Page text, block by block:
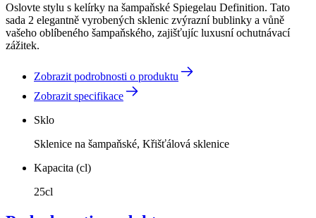
Oslovte stylu s kelírky na šampaňské Spiegelau Definition. Tato
sada 2 elegantně vyrobených sklenic zvýrazní bublinky a vůně
vašeho oblíbeného šampaňského, zajišťujíc luxusní ochutnávací
zážitek.
Zobrazit podrobnosti o produktu
Zobrazit specifikace
Sklo
Sklenice na šampaňské, Křišťálová sklenice
Kapacita (cl)
25cl